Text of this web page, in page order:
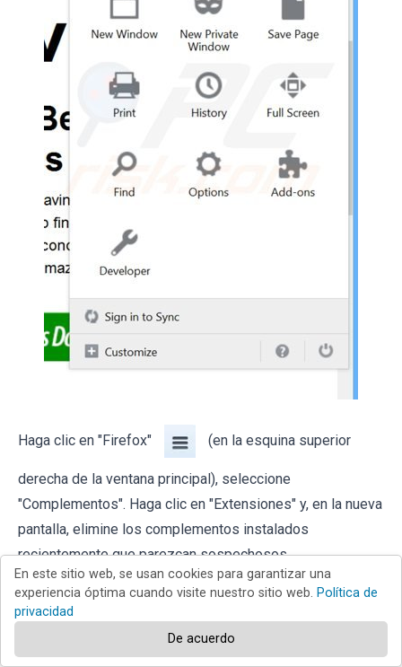
Haga clic en "Firefox" (en la esquina superior
derecha de la ventana principal), seleccione
"Complementos". Haga clic en "Extensiones" y, en la nueva
pantalla, elimine los complementos instalados
recientemente que parezcan sospechosos.
En este sitio web, se usan cookies para garantizar una
experiencia óptima cuando visite nuestro sitio web. Política de
privacidad
De acuerdo